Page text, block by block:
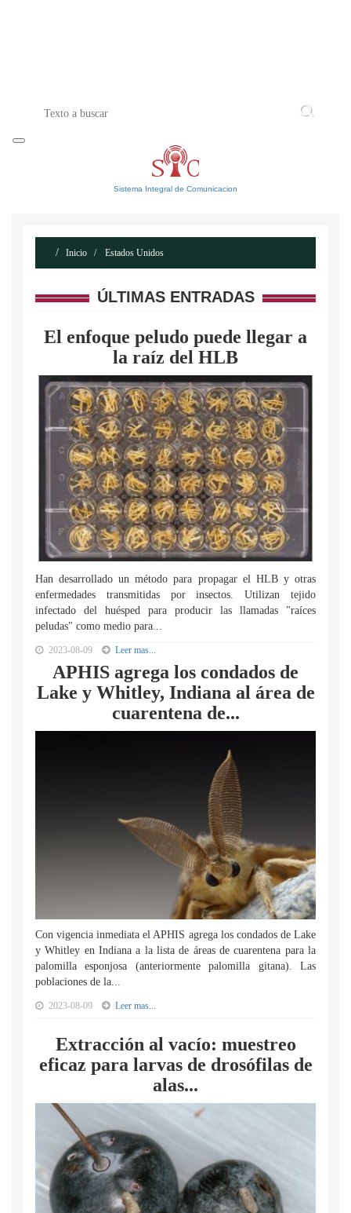
Sistema Integral de Comunicacion
Inicio Estados Unidos
ÚLTIMAS ENTRADAS
El enfoque peludo puede llegar a
la raíz del HLB
Han desarrollado un método para propagar el HLB y otras
enfermedades transmitidas por insectos. Utilizan tejido
infectado del huésped para producir las llamadas "raíces
peludas" como medio para...
2023-08-09 Leer mas...
APHIS agrega los condados de
Lake y Whitley, Indiana al área de
cuarentena de...
Con vigencia inmediata el APHIS agrega los condados de Lake
y Whitley en Indiana a la lista de áreas de cuarentena para la
palomilla esponjosa (anteriormente palomilla gitana). Las
poblaciones de la...
2023-08-09 Leer mas...
Extracción al vacío: muestreo
eficaz para larvas de drosófilas de
alas...